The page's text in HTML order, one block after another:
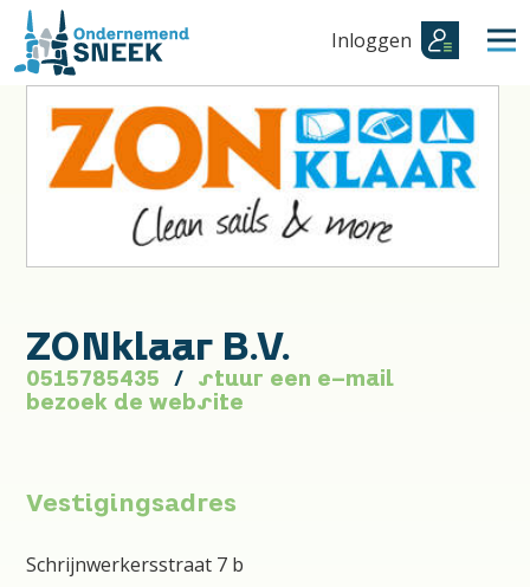
Inloggen
ZONklaar B.V.
0515785435
stuur een e-mail
bezoek de website
Vestigingsadres
Schrijnwerkersstraat 7 b